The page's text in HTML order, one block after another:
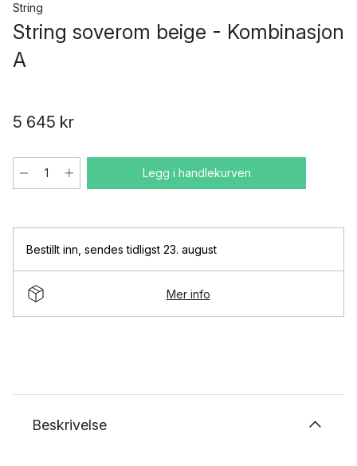
String
String soverom beige - Kombinasjon
A
5 645 kr
Legg i handlekurven
Bestillt inn sendes tidligst 23. august
Mer info
Beskrivelse